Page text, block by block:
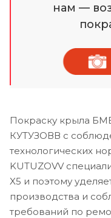
нам —
Покраску крыла
КУТУЗОВВ с
технологических
KUTUZOVV
X5 и поэтому
производства и
требований по